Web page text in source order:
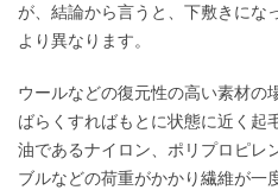
が、結論から言うと、下敷きにな
より異なります。
ウールなどの復元性の高い素材の
ばらくすればもとに状態に近く起
油であるナイロン、ポリプロピレ
ブルなどの荷重がかかり繊維が一